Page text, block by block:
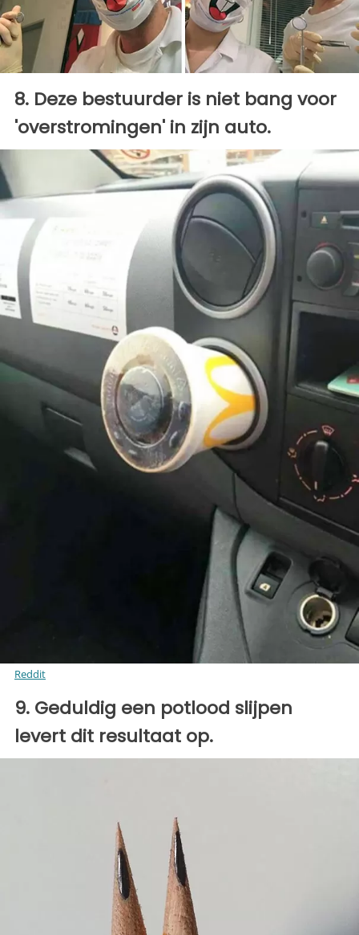
8. Deze bestuurder is niet bang voor
'overstromingen' in zijn auto.
Reddit
9. Geduldig een potlood slijpen
levert dit resultaat op.